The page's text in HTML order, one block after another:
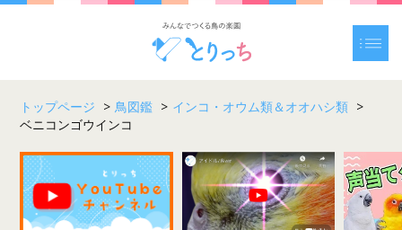
トップページ > 鳥図鑑 > インコ・オウム類＆オオハシ類 >
ベニコンゴウインコ